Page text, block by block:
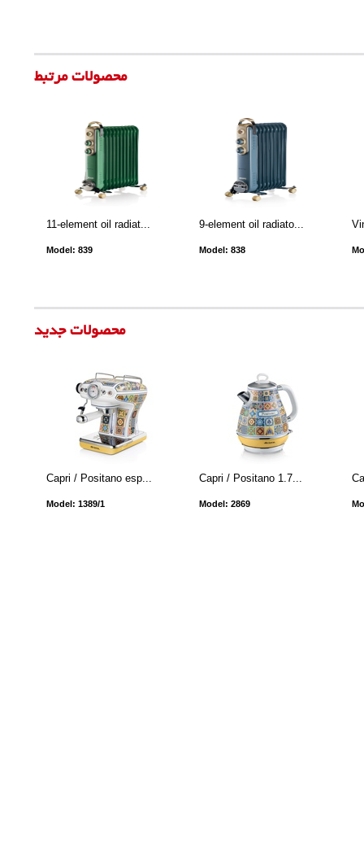
محصولات مرتبط
11-element oil radiat...
Model: 839
9-element oil radiato...
Model: 838
محصولات جدید
Capri / Positano esp...
Model: 1389/1
Capri / Positano 1.7...
Model: 2869